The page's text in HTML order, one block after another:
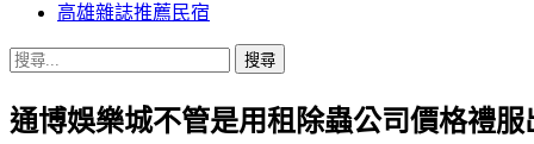
高雄雜誌推薦民宿
搜
關
通博娛樂城不管是用租除蟲公司價格禮